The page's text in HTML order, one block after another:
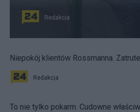
Redakcja
Niepokój klientów Rossmanna.
Redakcja
To nie tylko pokarm. Cudowne